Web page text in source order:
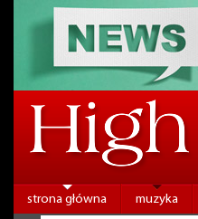
strona główna muzyka